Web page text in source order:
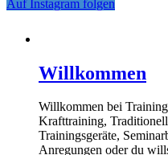
Auf Instagram folgen
Willkommen
Willkommen bei
Krafttraining,
Trainingsgeräte,
Anregungen oder du